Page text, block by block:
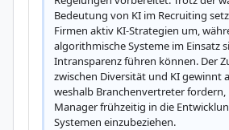
Bedeutung von KI im Recruiting
Firmen aktiv KI-Strategien um,
algorithmische Systeme im Einsatz
Intransparenz führen können. Der
zwischen Diversität und KI gewinnt
weshalb Branchenvertreter fordern,
Manager frühzeitig in die
Systemen einzubeziehen.